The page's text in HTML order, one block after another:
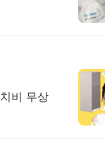
비 무상